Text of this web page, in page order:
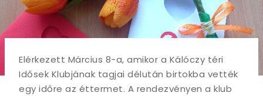
Elérkezett Március 8-a, amikor a Kálóczy téri
Idősek Klubjának tagjai délután birtokba vették
egy időre az éttermet. A rendezvényen a klub